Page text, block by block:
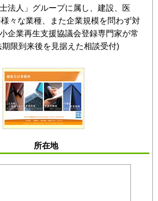
法人」グループに属し、建設、医
々な業種、また企業規模を問わず対
企業再生支援協議会登録専門家が常
限到来後を見据えた相談受付)
所在地